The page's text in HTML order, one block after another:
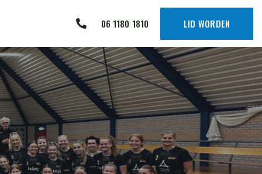
06 1180 1810 LID WORDEN